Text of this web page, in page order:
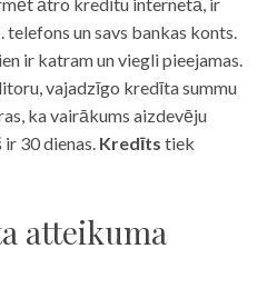
un savs bankas konts.
ir katram un viegli pieejamas.
vajadzīgo kredīta summu
ka vairākums aizdevēju
30 dienas. Kredīts tiek
atteikuma